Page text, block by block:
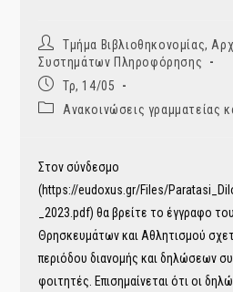
Post
author:
Τμήμα Βιβλιοθηκονομίας,
Συστημάτων Πληροφόρησης
Post
published:
Τρ, 14/05
PostΑνακοινώσεις γραμματείας
Στον σύνδεσμο
(https://eudoxus.gr/Files/
_2023.pdf) θα βρείτε το έγγραφο
Θρησκευμάτων και Αθλητισμού
περιόδου διανομής και δηλώσεων
φοιτητές. Επισημαίνεται ότι οι